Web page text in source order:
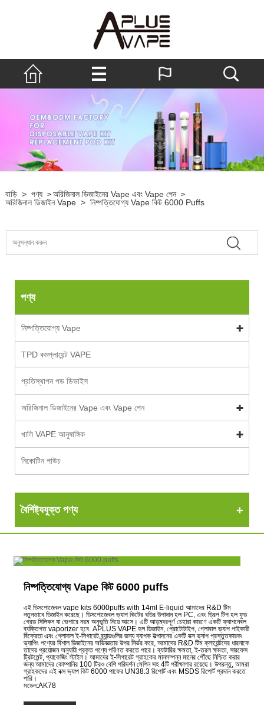
বাড়ি > পণ্য > অরিজিনাল ডিজাইনের Vape এবং Vape পেন >
অরিজিনাল ডিজাইন Vape > নিষ্পত্তিযোগ্য Vape কিট 6000 Puffs
পণ্য
নিষ্পত্তিযোগ্য Vape
TPD কমপ্লায়েন্ট VAPE
প্রতিস্থাপন পড ডিভাইস
অরিজিনাল ডিজাইনের Vape এবং Vape পেন
খালি VAPE আনুষাঙ্গিক
নিকোটিন পাউচ
বৈশিষ্ট্যযুক্ত পণ্য
নিষ্পত্তিযোগ্য Vape কিট 6000 puffs
এই ডিসপোজেবল vape kits 6000puffs with 14ml E-liquid আমাদের R&D টিম
নতুনভাবে ডিজাইন করেছে। ডিসপোজেবল ভ্যাপ কিটের বডির উপাদান হল PC, এবং ড্রিপ টিপ হল ফুড
গ্রেড সিলিকন যা ভেপারে নরম অনুভূতি নিয়ে আসে। এটি আড়ম্বরপূর্ণ চেহারা কারণে একটি ফ্যাশনেবল
ব্যক্তিগত vaporizer হবে. APLUS VAPE হল ডিজাইন, প্রোটোটাইপ, গ্লোবাল ভ্যাপ পাইকারী
বিক্রেতা এবং গ্লোবাল ই-সিগারেট ব্র্যান্ডগুলির জন্য ব্যাপক উত্পাদনের একটি বক্স ভ্যাপ প্রস্তুতকারক৷
ভ্যাপিং পণ্যের বিশাল ডিজাইনের অভিজ্ঞতার উপর নির্ভর করে, আমাদের R&D টিম ক্লায়েন্টদের ধারনাকে
তাদের প্রয়োজন অনুযায়ী প্রকৃত পণ্যে পরিণত করতে পারে। ব্যাটারির ক্ষমতা, ই-তরল ক্ষমতা, সারফেস
ট্রিটমেন্ট, প্যাকেজিং স্টাইল। আমাদের ই-সিগারেট গ্রাহকের মানসম্পন্ন মানের পৌঁছে নিশ্চিত করার
জন্য আমাদের কোম্পানির 100 টিরও বেশি পরিদর্শন মেশিন সহ 4টি পরীক্ষাগার রয়েছে। উপরন্তু, আমরা
গ্রাহকদের এই বক্স ভ্যাপ কিট 6000 পাফের UN38.3 রিপোর্ট এবং MSDS রিপোর্ট প্রদান করতে
পারি।
মডেল:AK78